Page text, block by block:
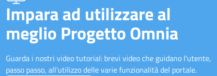
Impara ad utilizzare al
meglio Progetto Omnia
Guarda i nostri video tutorial: brevi video che guidano l'utente,
passo passo, all'utilizzo delle varie funzionalità del portale.